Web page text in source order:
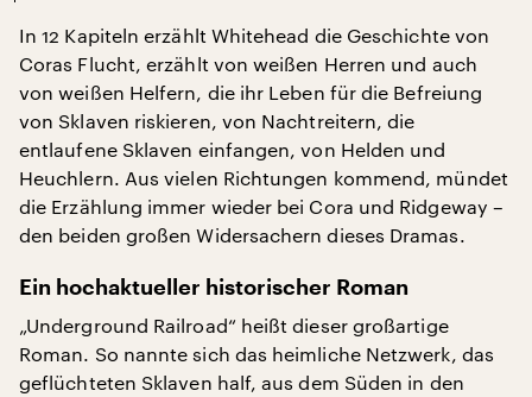
In 12 Kapiteln erzählt Whitehead die Geschichte von
Coras Flucht, erzählt von weißen Herren und auch
von weißen Helfern, die ihr Leben für die Befreiung
von Sklaven riskieren, von Nachtreitern, die
entlaufene Sklaven einfangen, von Helden und
Heuchlern. Aus vielen Richtungen kommend, mündet
die Erzählung immer wieder bei Cora und Ridgeway –
den beiden großen Widersachern dieses Dramas.
Ein hochaktueller historischer Roman
„Underground Railroad“ heißt dieser großartige
Roman. So nannte sich das heimliche Netzwerk, das
geflüchteten Sklaven half, aus dem Süden in den